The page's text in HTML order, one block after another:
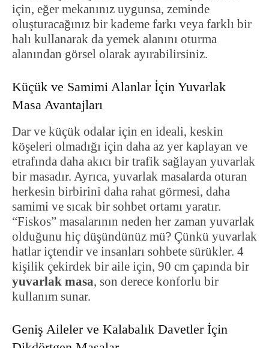
için, eğer mekanınız uygunsa, zeminde
oluşturacağınız bir kademe farkı veya farklı bir
halı kullanarak da yemek alanını oturma
alanından görsel olarak ayırabilirsiniz.
Küçük ve Samimi Alanlar İçin Yuvarlak
Masa Avantajları
Dar ve küçük odalar için en ideali, keskin
köşeleri olmadığı için daha az yer kaplayan ve
etrafında daha akıcı bir trafik sağlayan yuvarlak
bir masadır. Ayrıca, yuvarlak masalarda oturan
herkesin birbirini daha rahat görmesi, daha
samimi ve sıcak bir sohbet ortamı yaratır.
“Fiskos” masalarının neden her zaman yuvarlak
olduğunu hiç düşündünüz mü? Çünkü yuvarlak
hatlar içtendir ve insanları sohbete sürükler. 4
kişilik çekirdek bir aile için, 90 cm çapında bir
yuvarlak masa, son derece konforlu bir
kullanım sunar.
Geniş Aileler ve Kalabalık Davetler İçin